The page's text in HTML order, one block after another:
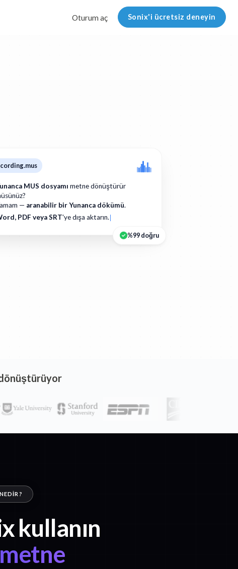
Oturum aç Sonix'i ücretsiz deneyin
MUS dosyamı metne dönüştürür
— aranabilir bir Yunanca dökümü.
PDF veya SRT'ye dışa aktarın.
%99 doğru
kullanın